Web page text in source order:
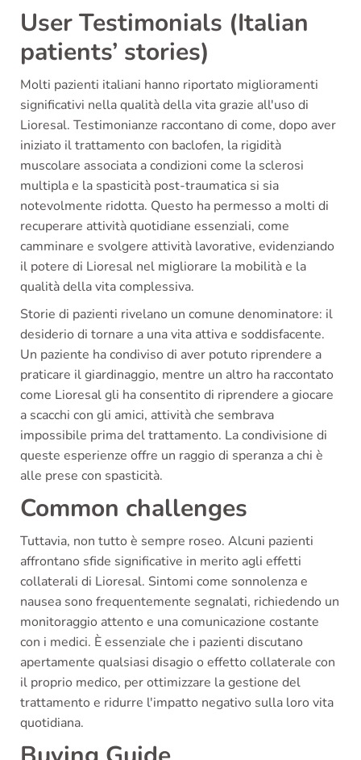
User Testimonials (Italian
patients’ stories)
Molti pazienti italiani hanno riportato miglioramenti
significativi nella qualità della vita grazie all'uso di
Lioresal. Testimonianze raccontano di come, dopo aver
iniziato il trattamento con baclofen, la rigidità
muscolare associata a condizioni come la sclerosi
multipla e la spasticità post-traumatica si sia
notevolmente ridotta. Questo ha permesso a molti di
recuperare attività quotidiane essenziali, come
camminare e svolgere attività lavorative, evidenziando
il potere di Lioresal nel migliorare la mobilità e la
qualità della vita complessiva.
Storie di pazienti rivelano un comune denominatore: il
desiderio di tornare a una vita attiva e soddisfacente.
Un paziente ha condiviso di aver potuto riprendere a
praticare il giardinaggio, mentre un altro ha raccontato
come Lioresal gli ha consentito di riprendere a giocare
a scacchi con gli amici, attività che sembrava
impossibile prima del trattamento. La condivisione di
queste esperienze offre un raggio di speranza a chi è
alle prese con spasticità.
Common challenges
Tuttavia, non tutto è sempre roseo. Alcuni pazienti
affrontano sfide significative in merito agli effetti
collaterali di Lioresal. Sintomi come sonnolenza e
nausea sono frequentemente segnalati, richiedendo un
monitoraggio attento e una comunicazione costante
con i medici. È essenziale che i pazienti discutano
apertamente qualsiasi disagio o effetto collaterale con
il proprio medico, per ottimizzare la gestione del
trattamento e ridurre l'impatto negativo sulla loro vita
quotidiana.